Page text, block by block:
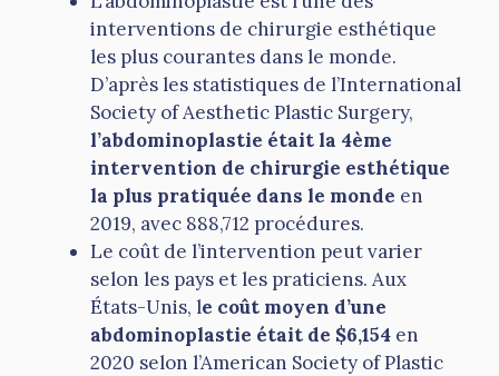
interventions de chirurgie esthétique
les plus courantes dans le monde.
D’après les statistiques de l’International
Society of Aesthetic Plastic Surgery,
l’abdominoplastie était la 4ème
intervention de chirurgie esthétique
la plus pratiquée dans le monde en
2019, avec 888,712 procédures.
Le coût de l’intervention peut varier
selon les pays et les praticiens. Aux
États-Unis, le coût moyen d’une
abdominoplastie était de $6,154 en
2020 selon l’American Society of Plastic